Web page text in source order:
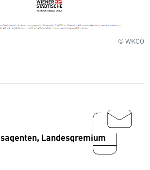
© WKOÖ
Landesgremium